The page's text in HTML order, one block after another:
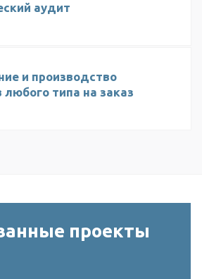
аудит
и производство
любого типа на заказ
проекты